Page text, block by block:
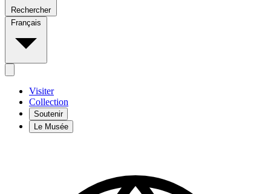
Rechercher
Français
Visiter
Collection
Soutenir
Le Musée